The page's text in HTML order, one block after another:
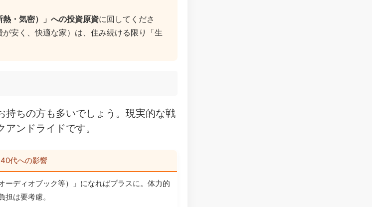
熱・気密）」への投資原資に回してくださ
安く、快適な家）は、住み続ける限り「生
持ちの方も多いでしょう。現実的な戦
ンドライドです。
40代への影響
ーディオブック等）」になればプラスに。体力的
担は要考慮。